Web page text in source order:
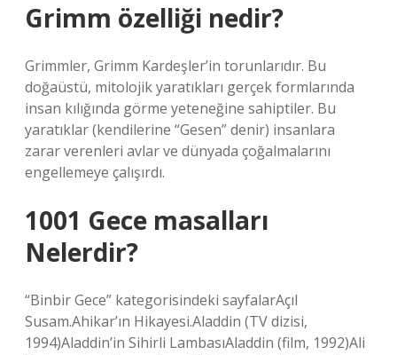
Grimm özelliği nedir?
Grimmler, Grimm Kardeşler’in torunlarıdır. Bu
doğaüstü, mitolojik yaratıkları gerçek formlarında
insan kılığında görme yeteneğine sahiptiler. Bu
yaratıklar (kendilerine “Gesen” denir) insanlara
zarar verenleri avlar ve dünyada çoğalmalarını
engellemeye çalışırdı.
1001 Gece masalları
Nelerdir?
“Binbir Gece” kategorisindeki sayfalarAçıl
Susam.Ahikar’ın Hikayesi.Aladdin (TV dizisi,
1994)Aladdin’in Sihirli LambasıAladdin (film, 1992)Ali